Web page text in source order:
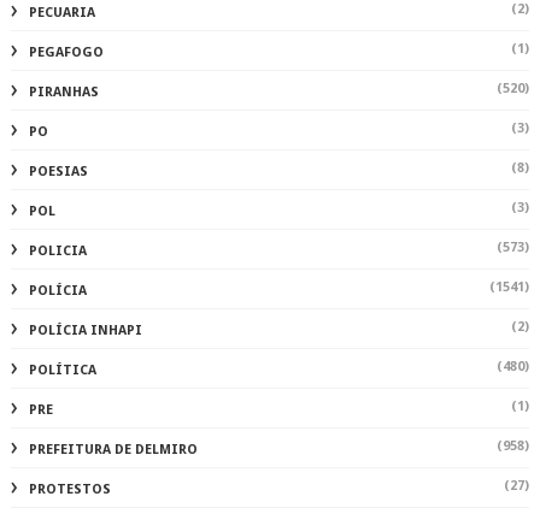
PECUARIA (2)
PEGAFOGO (1)
PIRANHAS (520)
PO (3)
POESIAS (8)
POL (3)
POLICIA (573)
POLÍCIA (1541)
POLÍCIA INHAPI (2)
POLÍTICA (480)
PRE (1)
PREFEITURA DE DELMIRO (958)
PROTESTOS (27)